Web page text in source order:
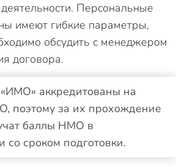
Персональные
имеют гибкие параметры,
обсудить с менеджером
договора.
аккредитованы на
поэтому за их прохождение
баллы НМО в
со сроком подготовки.